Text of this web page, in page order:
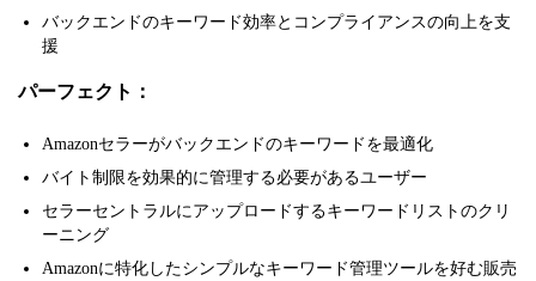
バックエンドのキーワード効率とコンプライアンスの向上を支
援
パーフェクト：
Amazonセラーがバックエンドのキーワードを最適化
バイト制限を効果的に管理する必要があるユーザー
セラーセントラルにアップロードするキーワードリストのクリ
ーニング
Amazonに特化したシンプルなキーワード管理ツールを好む販売